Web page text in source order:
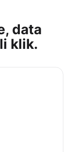
data
klik.